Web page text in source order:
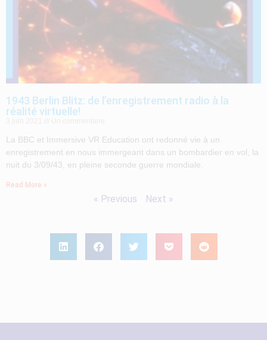
1943 Berlin Blitz: de l’enregistrement radio à la
réalité virtuelle!
La BBC et Immersive VR Education ont redonné vie à un
enregistrement en nous immergeant dans un bombardier en vol, la
nuit du 3/09/43, en pleine seconde guerre mondiale.
Read More »
« Previous Next »